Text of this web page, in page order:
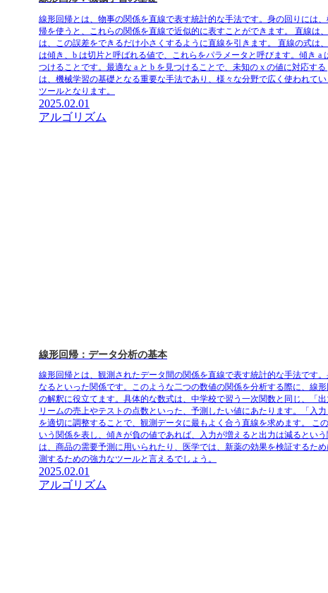
線形回帰とは、物事の関係を直線で表す統計的な手法です。身の回りには
帰を使うと、これらの関係を直線で近似的に表すことができます。 直線
は、この誤差をできるだけ小さくするように直線を引きます。 直線の式は
は傾き、b は切片と呼ばれる値で、これらをパラメータと呼びます。傾き
つけることです。最適な a と b を見つけることで、未知の x の値に対応す
は、機械学習の基礎となる重要な手法であり、様々な分野で広く使われて
ツールとなります。
2025.02.01
アルゴリズム
線形回帰：データ分析の基本
線形回帰とは、観測されたデータ間の関係を直線で表す統計的な手法です
なるといった関係です。このような二つの数値の関係を分析する際に、線
の解釈に役立てます。具体的な数式は、中学校で習う一次関数と同じ、「
リームの売上やテストの点数といった、予測したい値にあたります。「入
を適切に調整することで、観測データに最もよく合う直線を求めます。
いう関係を表し、傾きが負の値であれば、入力が増えると出力は減るとい
は、商品の需要予測に用いられたり、医学では、新薬の効果を検証するた
測するための強力なツールと言えるでしょう。
2025.02.01
アルゴリズム